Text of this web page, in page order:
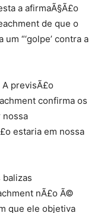
a afirmaÃ§Ã£o
de que o
“‘golpe’ contra a
A previsÃ£o
confirma os
nossa
estaria em nossa
nÃ£o Ã©
que ele objetiva